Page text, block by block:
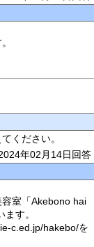
ください。
年02月14日回答
室「Akebono hai
す。
c.ed.jp/hakebo/を